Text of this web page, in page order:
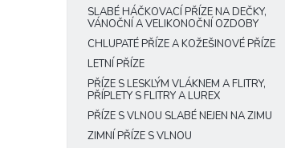
SLABÉ HÁČKOVACÍ PŘÍZE NA DEČKY,
VÁNOČNÍ A VELIKONOČNÍ OZDOBY
CHLUPATÉ PŘÍZE A KOŽEŠINOVÉ PŘÍZE
LETNÍ PŘÍZE
PŘÍZE S LESKLÝM VLÁKNEM A FLITRY,
PŘÍPLETY S FLITRY A LUREX
PŘÍZE S VLNOU SLABÉ NEJEN NA ZIMU
ZIMNÍ PŘÍZE S VLNOU